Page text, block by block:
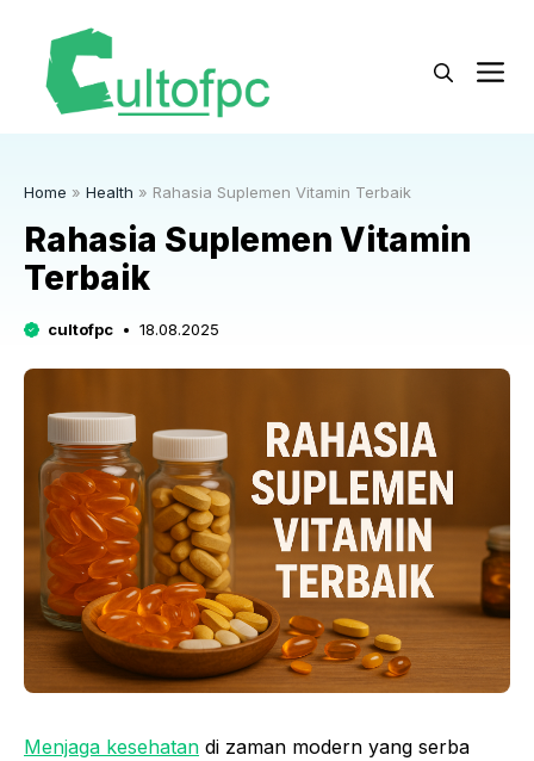
Home » Health » Rahasia Suplemen Vitamin Terbaik
Rahasia Suplemen Vitamin
Terbaik
cultofpc 18.08.2025
Menjaga kesehatan di zaman modern yang serba